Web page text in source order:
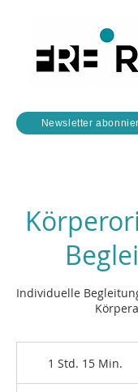
Newsletter
Individuelle
1 Std. 15 Min.